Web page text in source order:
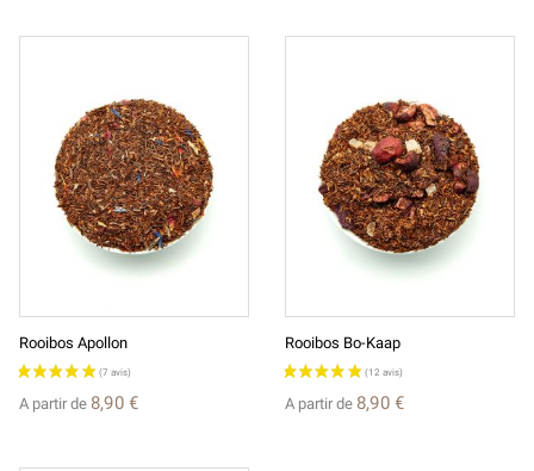
Rooibos Apollon
A partir de 8,90 €
Rooibos Bo-Kaap
A partir de 8,90 €